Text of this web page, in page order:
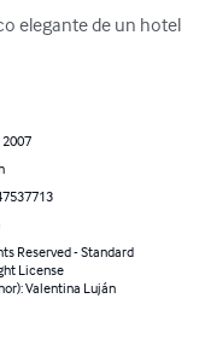
elegante de un hotel
2007
Reserved - Standard
License
Valentina Luján